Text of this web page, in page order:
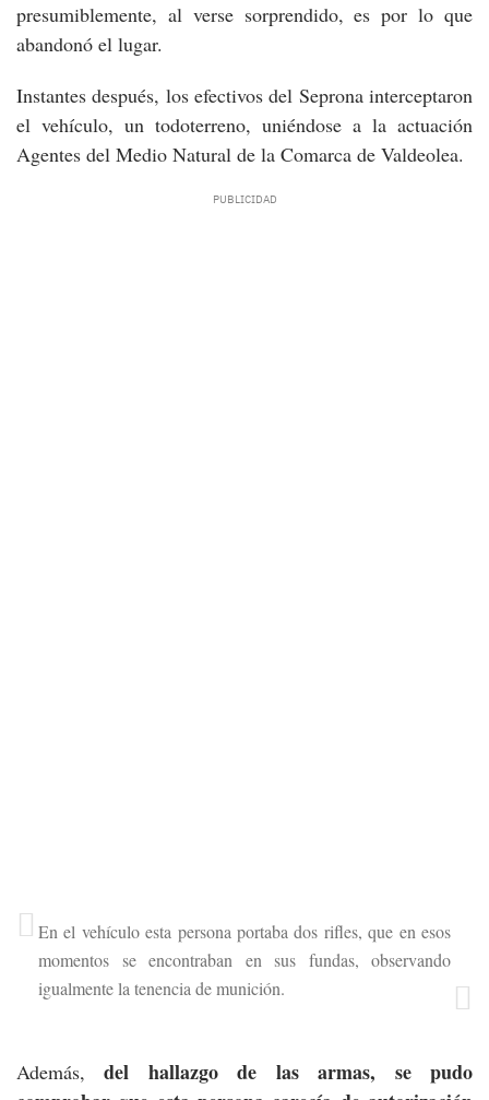
presumiblemente, al verse sorprendido, es por lo que
abandonó el lugar.
Instantes después, los efectivos del Seprona interceptaron
el vehículo, un todoterreno, uniéndose a la actuación
Agentes del Medio Natural de la Comarca de Valdeolea.
En el vehículo esta persona portaba dos rifles, que en esos
momentos se encontraban en sus fundas, observando
igualmente la tenencia de munición.
Además,del hallazgo de las armas, se pudo